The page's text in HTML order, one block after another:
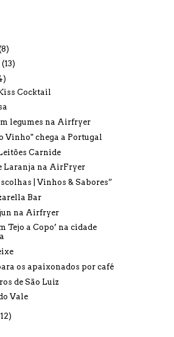
(13)
Cocktail
legumes na Airfryer
Vinho" chega a Portugal
Carnide
Laranja na AirFryer
| Vinhos & Sabores”
Bar
na Airfryer
Tejo a Copo’ na cidade
os apaixonados por café
de São Luiz
Vale